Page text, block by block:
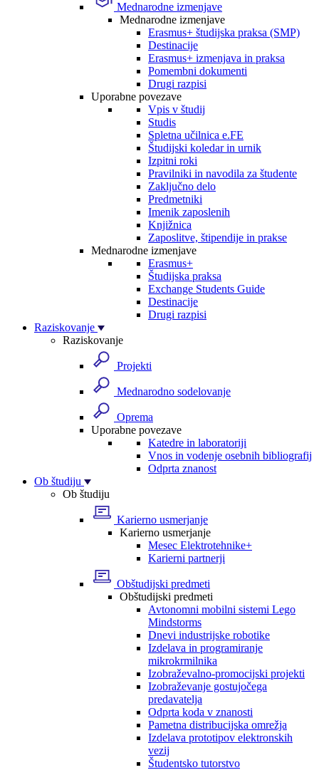
Mednarodne izmenjave
Mednarodne izmenjave
Erasmus+ študijska praksa (SMP)
Destinacije
Erasmus+ izmenjava in praksa
Pomembni dokumenti
Drugi razpisi
Uporabne povezave
Vpis v študij
Studis
Spletna učilnica e.FE
Študijski koledar in urnik
Izpitni roki
Pravilniki in navodila za študente
Zaključno delo
Predmetniki
Imenik zaposlenih
Knjižnica
Zaposlitve, štipendije in prakse
Mednarodne izmenjave
Erasmus+
Študijska praksa
Exchange Students Guide
Destinacije
Drugi razpisi
Raziskovanje
Raziskovanje
Projekti
Mednarodno sodelovanje
Oprema
Uporabne povezave
Katedre in laboratoriji
Vnos in vodenje osebnih bibliografij
Odprta znanost
Ob študiju
Ob študiju
Karierno usmerjanje
Karierno usmerjanje
Mesec Elektrotehnike+
Karierni partnerji
Obštudijski predmeti
Obštudijski predmeti
Avtonomni mobilni sistemi Lego
Mindstorms
Dnevi industrijske robotike
Izdelava in programiranje
mikrokrmilnika
Izobraževalno-promocijski projekti
Izobraževanje gostujočega
predavatelja
Odprta koda v znanosti
Pametna distribucijska omrežja
Izdelava prototipov elektronskih
vezij
Študentsko tutorstvo